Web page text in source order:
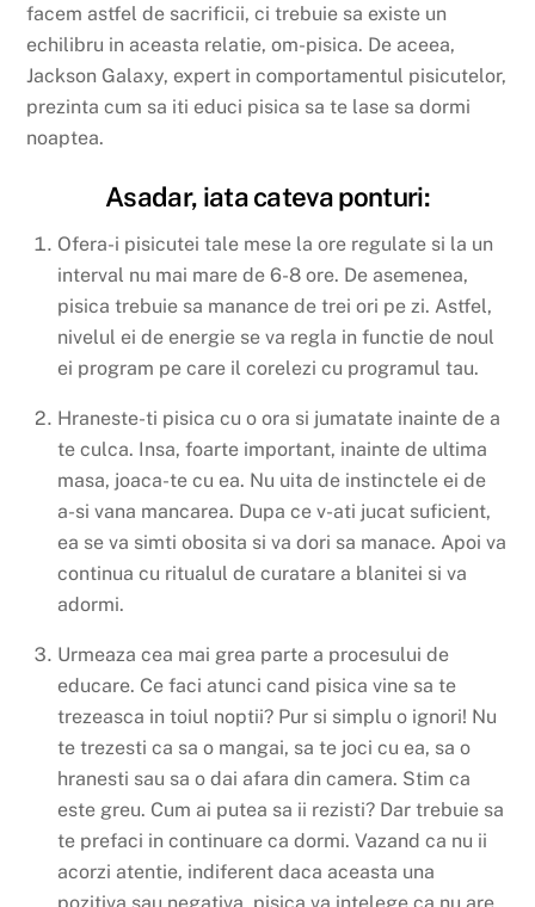
facem astfel de sacrificii, ci trebuie sa existe un
echilibru in aceasta relatie, om-pisica. De aceea,
Jackson Galaxy, expert in comportamentul pisicutelor,
prezinta cum sa iti educi pisica sa te lase sa dormi
noaptea.
Asadar, iata cateva ponturi:
Ofera-i pisicutei tale mese la ore regulate si la un
interval nu mai mare de 6-8 ore. De asemenea,
pisica trebuie sa manance de trei ori pe zi. Astfel,
nivelul ei de energie se va regla in functie de noul
ei program pe care il corelezi cu programul tau.
Hraneste-ti pisica cu o ora si jumatate inainte de a
te culca. Insa, foarte important, inainte de ultima
masa, joaca-te cu ea. Nu uita de instinctele ei de
a-si vana mancarea. Dupa ce v-ati jucat suficient,
ea se va simti obosita si va dori sa manace. Apoi va
continua cu ritualul de curatare a blanitei si va
adormi.
Urmeaza cea mai grea parte a procesului de
educare. Ce faci atunci cand pisica vine sa te
trezeasca in toiul noptii? Pur si simplu o ignori! Nu
te trezesti ca sa o mangai, sa te joci cu ea, sa o
hranesti sau sa o dai afara din camera. Stim ca
este greu. Cum ai putea sa ii rezisti? Dar trebuie sa
te prefaci in continuare ca dormi. Vazand ca nu ii
acorzi atentie, indiferent daca aceasta una